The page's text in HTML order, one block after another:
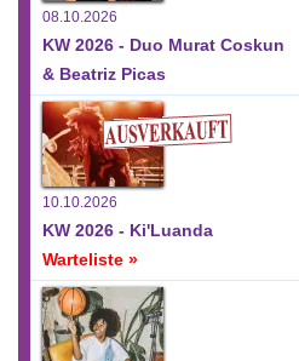
08.10.2026
KW 2026 - Duo Murat Coskun
& Beatriz Picas
10.10.2026
KW 2026 - Ki'Luanda
Warteliste »